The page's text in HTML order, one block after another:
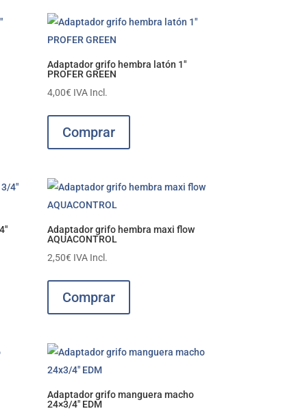
Adaptador grifo hembra latón 1″
PROFER GREEN
4,00€ IVA Incl.
Comprar
Adaptador grifo hembra maxi flow
AQUACONTROL
2,50€ IVA Incl.
Comprar
Adaptador grifo manguera macho
24×3/4″ EDM